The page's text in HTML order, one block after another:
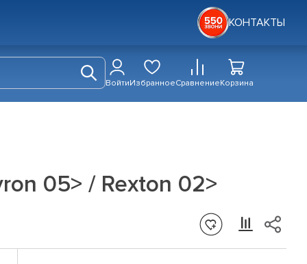
КОНТАКТЫ
ВойтиИзбранноеСравнениеКорзина
05> / Rexton 02>